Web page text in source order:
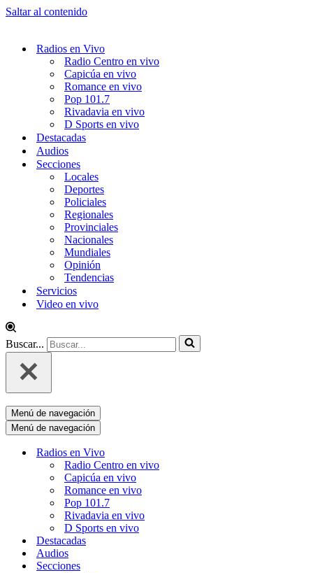
Saltar al contenido
Radios en Vivo
Radio Centro en vivo
Capicúa en vivo
Romance en vivo
Pop 101.7
Rivadavia en vivo
D Sports en vivo
Destacadas
Audios
Secciones
Locales
Deportes
Policiales
Regionales
Provinciales
Nacionales
Mundiales
Opinión
Tendencias
Servicios
Video en vivo
Buscar...
Menú de navegación
Menú de navegación
Radios en Vivo
Radio Centro en vivo
Capicúa en vivo
Romance en vivo
Pop 101.7
Rivadavia en vivo
D Sports en vivo
Destacadas
Audios
Secciones